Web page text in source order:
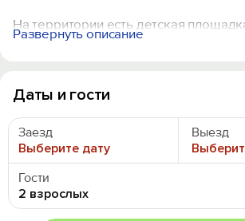
На территории есть детская
песочница, прямо во дворе), рядом
Кафе 2-х минутах от дома , также в
доступности (5 минут ходьбы)
магазин. До моря 5 минут, выход на
Отличное место отдыха для дружной
детьми.
Развернуть описание
Даты и гости
Заезд
Выберите дату
Выезд
Гости
2 взрослых